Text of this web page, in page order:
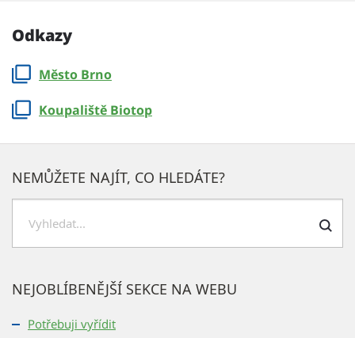
Odkazy
Město Brno
Koupaliště Biotop
NEJOBLÍBENĚJŠÍ SEKCE NA WEBU
Potřebuji vyřídit
NEMŮŽETE NAJÍT, CO HLEDÁTE?
e